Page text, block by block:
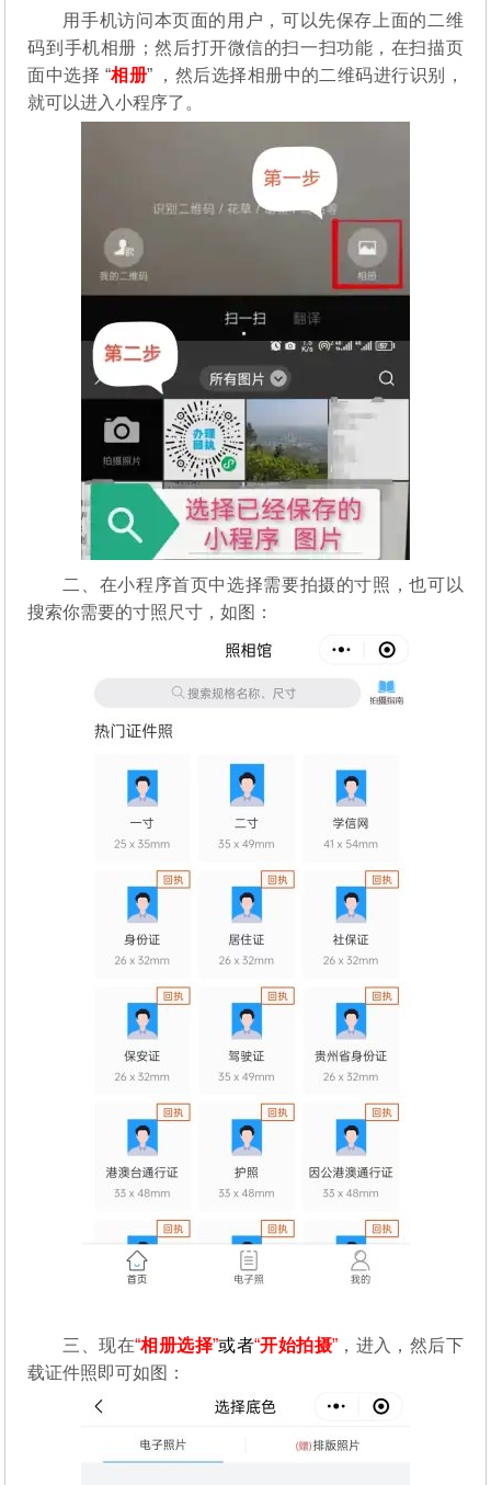
用手机访问本页面的用户，可以先保存上面的二维
码到手机相册；然后打开微信的扫一扫功能，在扫描页
面中选择 “相册” ，然后选择相册中的二维码进行识别，
就可以进入小程序了。
二、在小程序首页中选择需要拍摄的寸照，也可以
搜索你需要的寸照尺寸，如图：
三、现在“相册选择”或者“开始拍摄”，进入，然后下
载证件照即可如图：